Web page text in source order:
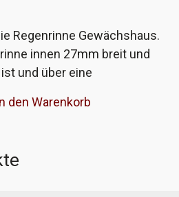
Regenrinne Gewächshaus.
innen 27mm breit und
und über eine
Wenn nicht, gebt mir
den Warenkorb